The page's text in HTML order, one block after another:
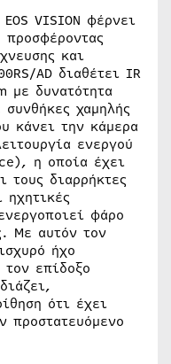
VISION φέρνει
και
AD διαθέτει ΙR
με δυνατότητα
χαμηλής
κάνει την κάμερα
ενεργού
η οποία έχει
τους διαρρήκτες
ηχητικές
φάρο
Με αυτόν τον
ήχο
τον επίδοξο
ότι έχει
προστατευόμενο